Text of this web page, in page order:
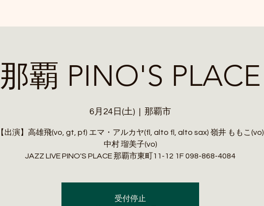
那覇 PINO'S PLACE
6月24日(土)
  |
那覇市
【出演】高雄飛(vo, gt, pf) エマ・アルカヤ(fl, alto fl, alto sax) 嶺井 ももこ(vo)
中村 瑠美子(vo)
JAZZ LIVE PINO'S PLACE 那覇市東町11-12 1F 098-868-4084
受付停止